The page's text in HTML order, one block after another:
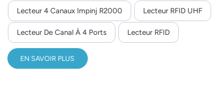
Indonesia
norsk
lecteur prend en charge les modes automatique,
commande et déclenchement, les interfaces
RS232/TCP/IP/Wi-Fi (JT-928W) et une alimentation de 9
à 24 V CC. Fabriqué en alliage d'aluminium, il dispose de 2
entrées de déclenchement et de 2 sorties relais, de la
prise en charge RSSI et d'un kit de développement logiciel
Lecteur 4 Canaux Impinj R2000 Lecteur RFID UHF
Lecteur De Canal À 4 Ports Lecteur RFID
EN SAVOIR PLUS